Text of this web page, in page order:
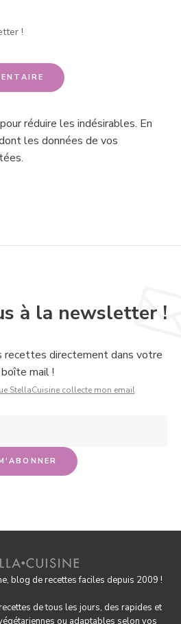
!
réduire les indésirables. En
les données de vos
.
à la newsletter !
recettes directement dans votre
boîte mail !
StellaCuisine collecte mon email
blog de recettes faciles depuis 2009 !
de tous les jours, des rapides et
ou adaptables selon vos